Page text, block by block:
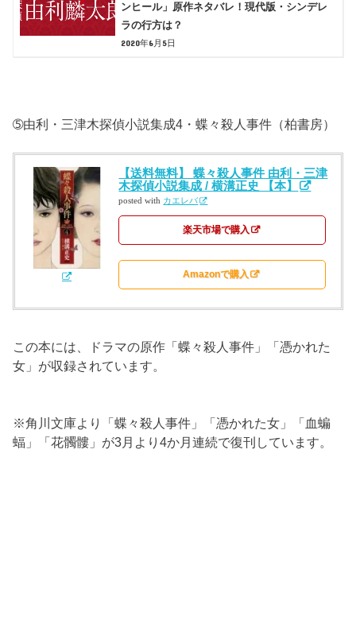
ンヒール」原作ネタバレ！現代版・シンデレ
ラの行方は？
2020年6月5日
➄由利・三津木探偵小説集成4・蝶々殺人事件（柏書房）
【送料無料】 蝶々殺人事件 由利・三津
木探偵小説集成 / 横溝正史 【本】
posted with カエレバ
楽天市場で購入
Amazonで購入
この本には、ドラマの原作「蝶々殺人事件」「憑かれた
女」が収録されています。
※角川文庫より「蝶々殺人事件」「憑かれた女」「血蝙
蝠」「花髑髏」が3月より4か月連続で復刊しています。